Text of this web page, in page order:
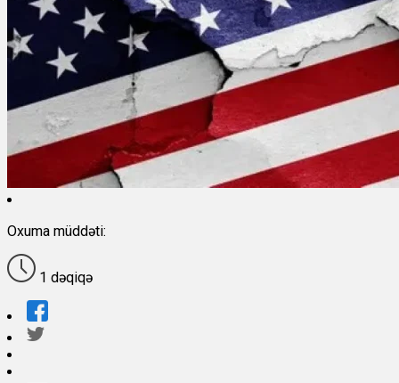
Oxuma müddəti:
1 dəqiqə